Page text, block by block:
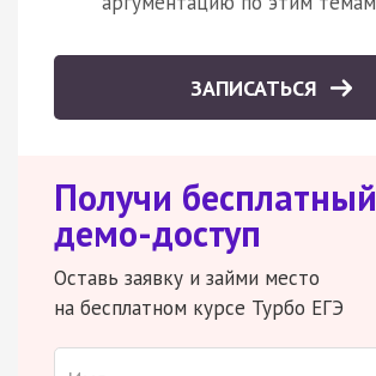
ЗАПИСАТЬСЯ
Получи бесплатный
демо-доступ
Оставь заявку и займи место
на бесплатном курсе Турбо ЕГЭ